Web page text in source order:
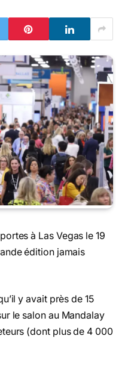
à Las Vegas le 19
édition jamais
y avait près de 15
le salon au Mandalay
(dont plus de 4 000